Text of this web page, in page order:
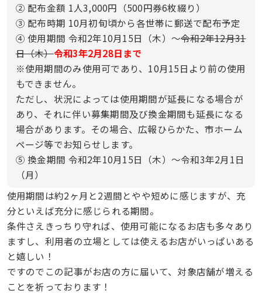
② 配布金額 1人3,000円（500円券6枚綴り）
③ 配布時期 10月初旬頃から各世帯に郵送で配布予定
④ 使用期間 令和2年10月15日（木）～令和2年12月31
日（木）令和3年2月28日まで
※使用期間のみ使用可であり、10月15日より前の使用
もできません。
ただし、状況によっては使用期間が延長になる場合が
あり、それに伴い募集期間及び換金期間も延長になる
場合があります。その場合、広報ひらかた、市ホーム
ページ等でお知らせします。
⑤ 換金期間 令和2年10月15日（木）～令和3年2月1日
（月）
使用期間は約2ヶ月と2週間とやや短めに感じますが、充
分といえば充分に感じられる期間。
条件さえきっちり守れば、使用可能になるお店も多々あり
ますし、利用者の立場としては使えるお店がいっぱいある
と嬉しい！
ですのでこの記事がお店の方に届いて、対象店舗が増える
ことを祈っております！